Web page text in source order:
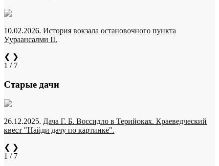
10.02.2026. История вокзала остановочного пункта
Уураансалми II.
❮ ❯
1 / 7
Старые дачи
26.12.2025. Дача Г. Б. Воссидло в Терийоках. Краеведческий
квест "Найди дачу по картинке".
❮ ❯
1 / 7